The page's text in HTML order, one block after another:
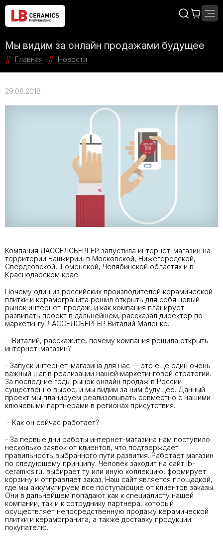
Мы видим за онлайн продажами будущее
Главная Новости
29.08.2018
Компания ЛАССЕЛСБЕРГЕР запустила интернет-магазин на
территории Башкирии, в Московской, Нижегородской,
Свердловской, Тюменской, Челябинской областях и в
Краснодарском крае.
Почему один из российских производителей керамической
плитки и керамогранита решил открыть для себя новый
рынок интернет-продаж, и как компания планирует
развивать проект в дальнейшем, рассказал директор по
маркетингу ЛАССЕЛСБЕРГЕР Виталий Маленко.
- Виталий, расскажите, почему компания решила открыть
интернет-магазин?
- Запуск интернет-магазина для нас — это еще один очень
важный шаг в реализации нашей маркетинговой стратегии.
За последние годы рынок онлайн продаж в России
существенно вырос, и мы видим за ним будущее. Данный
проект мы планируем реализовывать совместно с нашими
ключевыми партнерами в регионах присутствия.
- Как он сейчас работает?
- За первые дни работы интернет-магазина нам поступило
несколько заявок от клиентов, что подтверждает
правильность выбранного пути развития. Работает магазин
по следующему принципу. Человек заходит на сайт lb-
ceramics.ru, выбирает ту или иную коллекцию, формирует
корзину и отправляет заказ. Наш сайт является площадкой,
где мы аккумулируем все поступающие от клиентов заказы.
Они в дальнейшем попадают как к специалисту нашей
компании, так и к сотруднику партнера, который
осуществляет непосредственную продажу керамической
плитки и керамогранита, а также доставку продукции
покупателю.